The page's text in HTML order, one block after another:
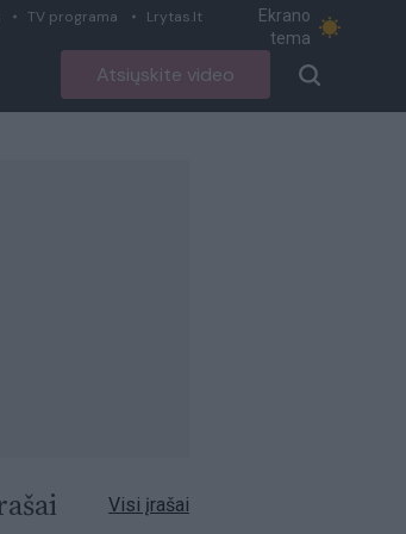
TV programa Lrytas.lt
Ekrano
tema
Atsiųskite video
Visi įrašai